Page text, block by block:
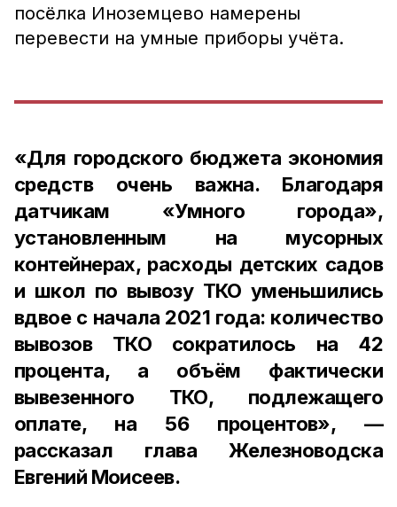
посёлка Иноземцево намерены
перевести на умные приборы учёта.
«Для городского бюджета экономия
средств очень важна. Благодаря
датчикам «Умного города»,
установленным на мусорных
контейнерах, расходы детских садов
и школ по вывозу ТКО уменьшились
вдвое с начала 2021 года: количество
вывозов ТКО сократилось на 42
процента, а объём фактически
вывезенного ТКО, подлежащего
оплате, на 56 процентов», —
рассказал глава Железноводска
Евгений Моисеев.